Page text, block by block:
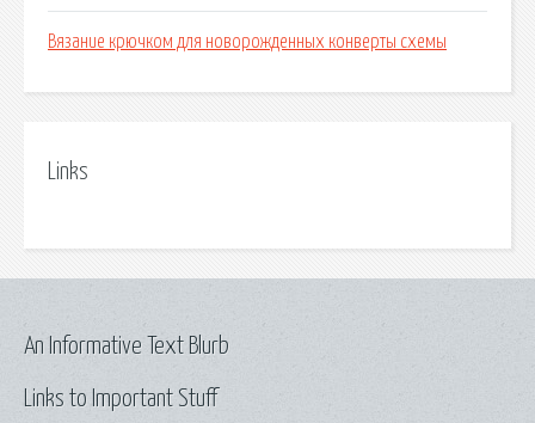
Вязание крючком для новорожденных конверты схемы
Links
Links to Important Stuff
An Informative Text Blurb